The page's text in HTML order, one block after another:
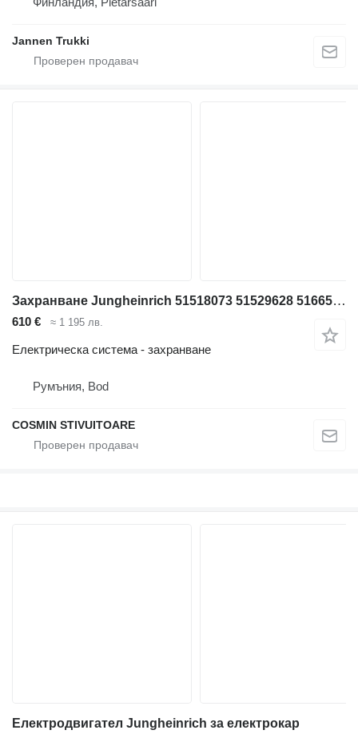
Jannen Trukki
Захранване Jungheinrich 51518073 51529628 51665293 за електрокар
610 € ≈ 1 195 лв.
Електрическа система - захранване
Румъния, Bod
COSMIN STIVUITOARE
Електродвигател Jungheinrich за електрокар